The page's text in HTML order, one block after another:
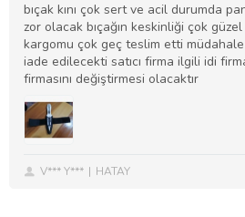
bıçak kını çok sert ve acil durumda
zor olacak bıçağın keskinliği çok
kargomu çok geç teslim etti
iade edilecekti satıcı firma ilgili idi
firmasını değiştirmesi olacaktır
V*** Y*** HATAY